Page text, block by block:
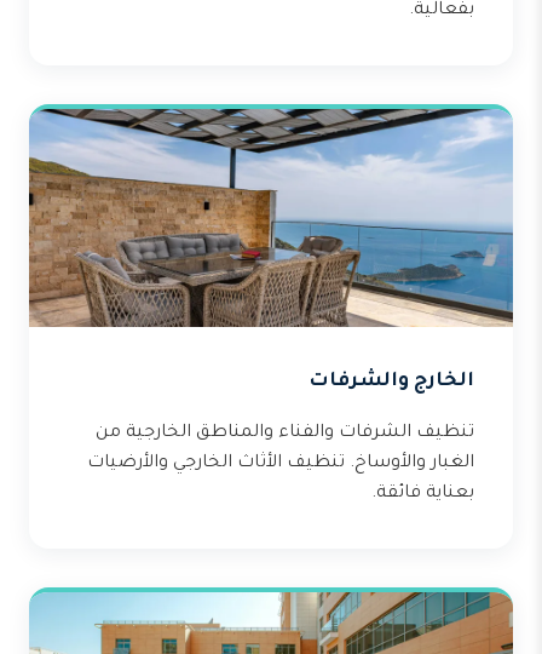
بفعالية.
الخارج والشرفات
تنظيف الشرفات والفناء والمناطق الخارجية من
الغبار والأوساخ. تنظيف الأثاث الخارجي والأرضيات
بعناية فائقة.